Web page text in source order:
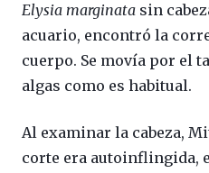
Elysia marginata sin
acuario, encontró la
cuerpo. Se movía por el
algas como es habitual.
Al examinar la cabeza,
corte era autoinflingida,